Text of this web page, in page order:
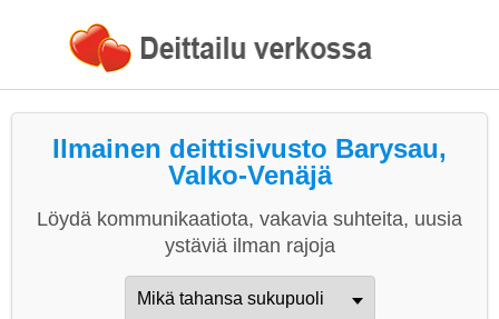
Ilmainen deittisivusto Barysau,
Valko-Venäjä
Löydä kommunikaatiota, vakavia suhteita, uusia
ystäviä ilman rajoja